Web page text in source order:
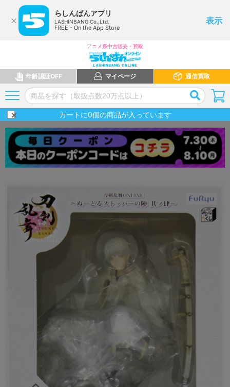
らしんばんアプリ
LASHINBANG Co.,Ltd.
FREE - On the App Store
表示
アニメ系中古販売・買取
年齢認証OFF マイページ 通信買取
カートに0個の商品が入っています